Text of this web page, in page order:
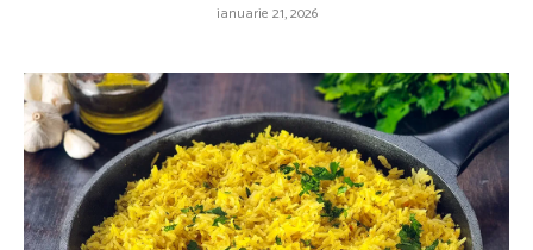
ianuarie 21, 2026